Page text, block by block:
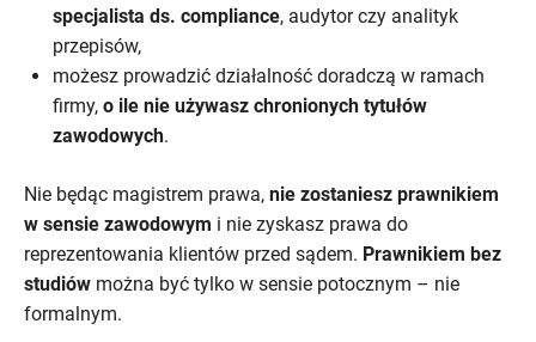
specjalista ds. compliance, audytor czy analityk
przepisów,
możesz prowadzić działalność doradczą w ramach
firmy, o ile nie używasz chronionych tytułów
zawodowych.
Nie będąc magistrem prawa, nie zostaniesz prawnikiem
w sensie zawodowym i nie zyskasz prawa do
reprezentowania klientów przed sądem. Prawnikiem bez
studiów można być tylko w sensie potocznym – nie
formalnym.